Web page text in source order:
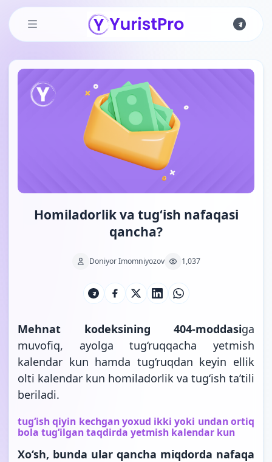
Skip to main content
Homiladorlik va tug‘ish nafaqasi
qancha?
Doniyor Imomniyozov 1,037
Mehnat kodeksining 404-moddasiga
muvofiq, ayolga tug‘ruqqacha yetmish
kalendar kun hamda tug‘ruqdan keyin ellik
olti kalendar kun homiladorlik va tug‘ish ta’tili
beriladi.
tug‘ish qiyin kechgan yoxud ikki yoki undan ortiq
bola tug‘ilgan taqdirda yetmish kalendar kun
Xo‘sh, bunda ular qancha miqdorda nafaqa